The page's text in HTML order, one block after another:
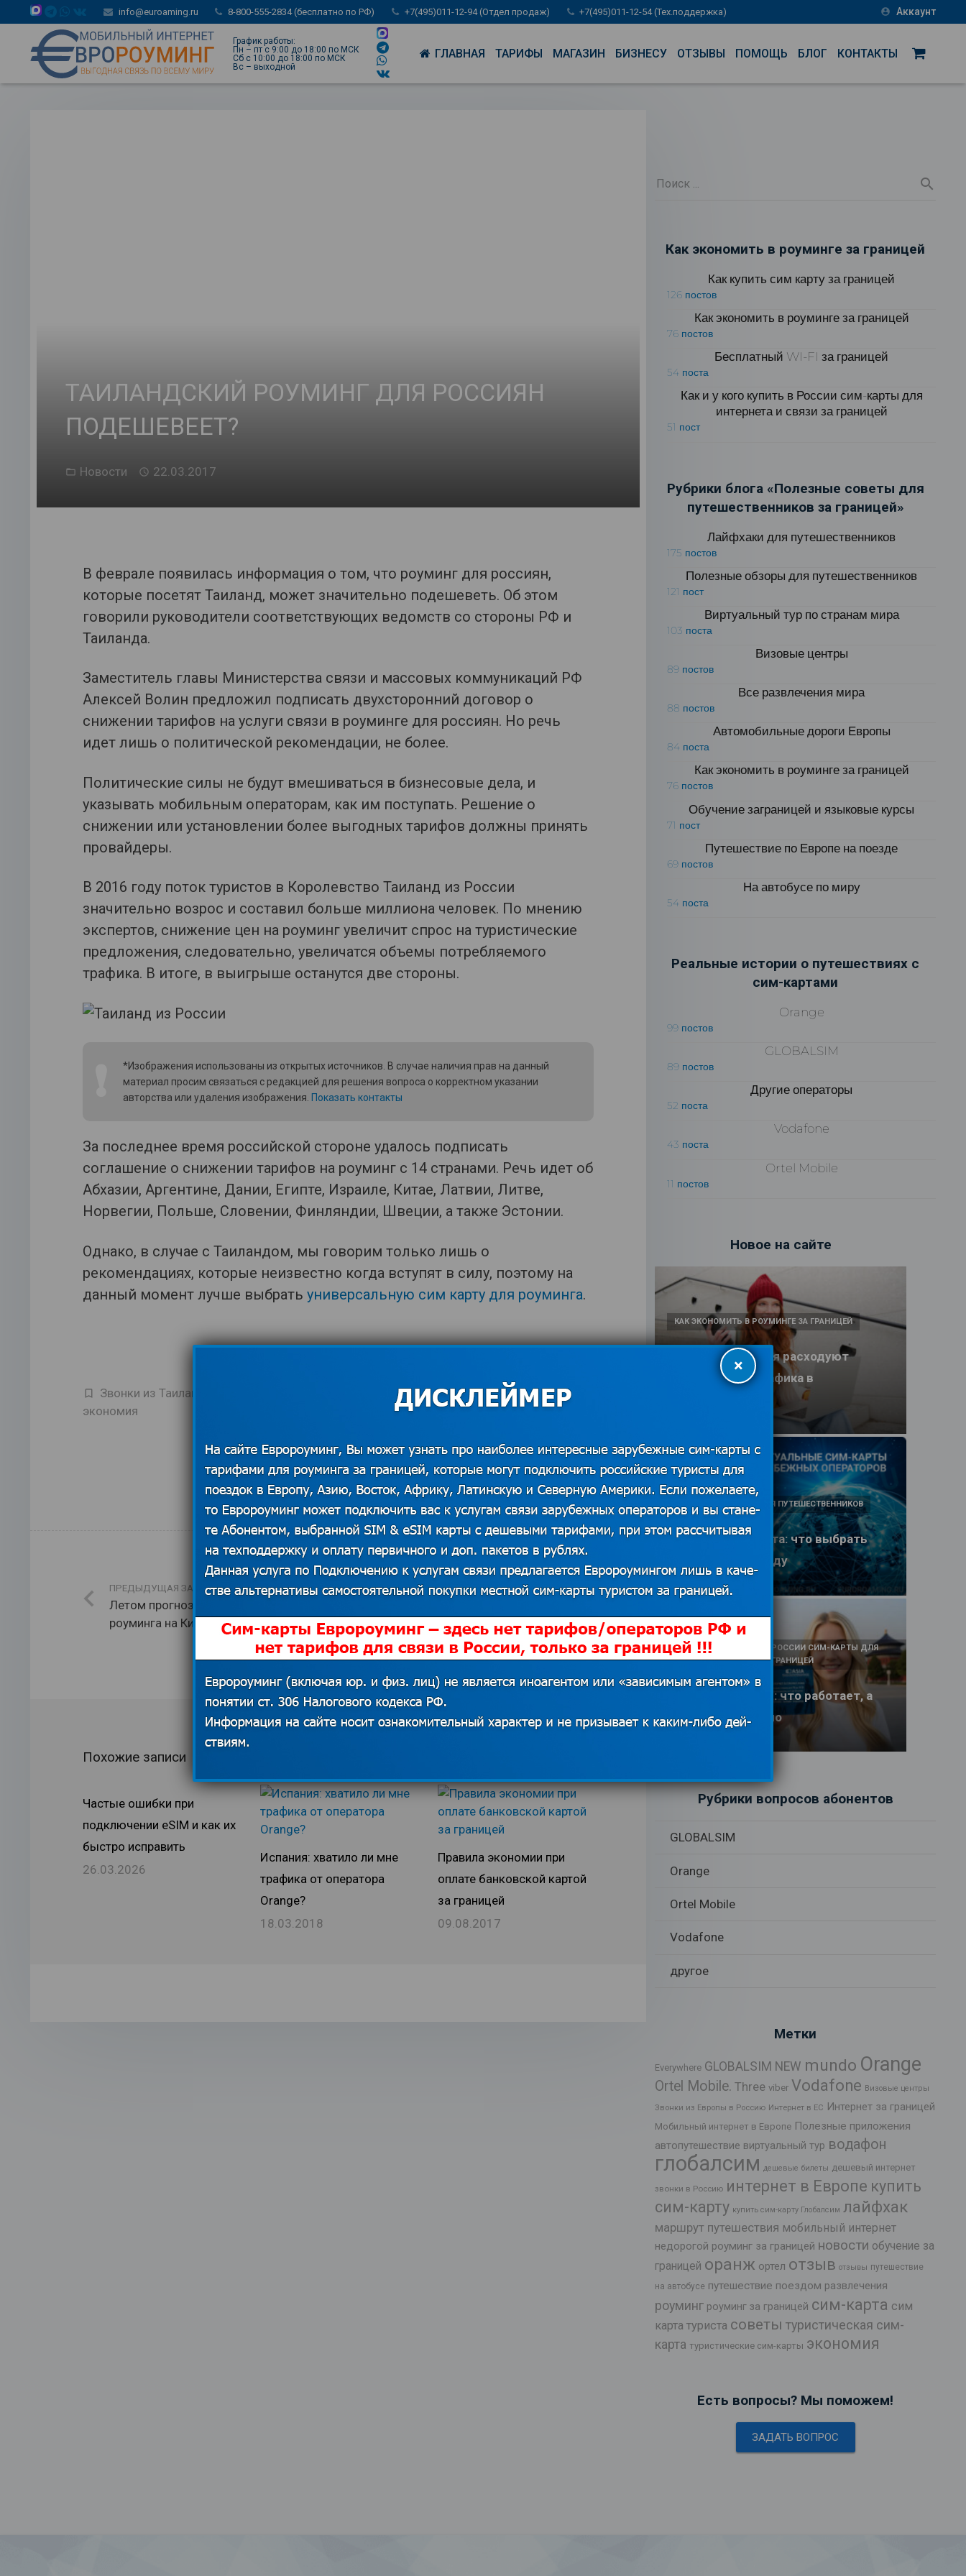
info@euroaming.ru 8-800-555-2834 (бесплатно по РФ) +7(495)011-12-94 (Отдел продаж) +7(495)011-12-54 (Тех.поддержка) account_circle Аккаунт
График работы:
Пн – пт с 9:00 до 18:00 по МСК
Сб с 10:00 до 18:00 по МСК
Вс – выходной
ГЛАВНАЯ ТАРИФЫ МАГАЗИН БИЗНЕСУ ОТЗЫВЫ ПОМОЩЬ БЛОГ КОНТАКТЫ
ТАИЛАНДСКИЙ РОУМИНГ ДЛЯ РОССИЯН
ПОДЕШЕВЕЕТ?
Новости 22.03.2017
В феврале появилась информация о том, что роуминг для россиян,
которые посетят Таиланд, может значительно подешеветь. Об этом
говорили руководители соответствующих ведомств со стороны РФ и
Таиланда.
Заместитель главы Министерства связи и массовых коммуникаций РФ
Алексей Волин предложил подписать двухсторонний договор о
снижении тарифов на услуги связи в роуминге для россиян. Но речь
идет лишь о политической рекомендации, не более.
Политические силы не будут вмешиваться в бизнесовые дела, и
указывать мобильным операторам, как им поступать. Решение о
снижении или установлении более выгодных тарифов должны принять
провайдеры.
В 2016 году поток туристов в Королевство Таиланд из России
значительно возрос и составил больше миллиона человек. По мнению
экспертов, снижение цен на роуминг увеличит спрос на туристические
предложения, следовательно, увеличатся объемы потребляемого
трафика. В итоге, в выигрыше останутся две стороны.
*Изображения использованы из открытых источников. В случае наличия прав на данный
материал просим связаться с редакцией для решения вопроса о корректном указании
авторства или удаления изображения. Показать контакты
За последнее время российской стороне удалось подписать
соглашение о снижении тарифов на роуминг с 14 странами. Речь идет об
Абхазии, Аргентине, Дании, Египте, Израиле, Китае, Латвии, Литве,
Норвегии, Польше, Словении, Финляндии, Швеции, а также Эстонии.
Однако, в случае с Таиландом, мы говорим только лишь о
рекомендациях, которые неизвестно когда вступят в силу, поэтому на
данный момент лучше выбрать универсальную сим карту для роуминга.
Звонки из Таиланда в Россию роуминг в Таиланд,турист,
экономия
ПРЕДЫДУЩАЯ ЗАПИСЬ
Летом прогнозируют подорожание
роуминга на Кипре
СЛЕДУЮЩАЯ ЗАПИСЬ
конкурентов тем, что поддержала
идею отмены внутрисетевого
роуминга по всей России
Похожие записи
Частые ошибки при
подключении eSIM и как их
быстро исправить
26.03.2026
Испания: хватило ли мне
трафика от оператора
Orange?
18.03.2018
Правила экономии при
оплате банковской картой
за границей
09.08.2017
Как экономить в роуминге за границей
Как купить сим карту за границей
126 постов
Как экономить в роуминге за границей
76 постов
Бесплатный WI-FI за границей
54 поста
Как и у кого купить в России сим-карты для
интернета и связи за границей
51 пост
Рубрики блога «Полезные советы для
путешественников за границей»
Лайфхаки для путешественников
175 постов
Полезные обзоры для путешественников
121 пост
Виртуальный тур по странам мира
103 поста
Визовые центры
89 постов
Все развлечения мира
88 постов
Автомобильные дороги Европы
84 поста
Как экономить в роуминге за границей
76 постов
Обучение заграницей и языковые курсы
71 пост
Путешествие по Европе на поезде
69 постов
На автобусе по миру
54 поста
Реальные истории о путешествиях с
сим-картами
Orange
99 постов
GLOBALSIM
89 постов
Другие операторы
52 поста
Vodafone
43 поста
Ortel Mobile
11 постов
Новое на сайте
Какие приложения расходуют
больше всего трафика в
КАК ЭКОНОМИТЬ В РОУМИНГЕ ЗА ГРАНИЦЕЙ
eSIM или SIM-карта: что выбрать
туристу в 2026 году
ПОЛЕЗНЫЕ ОБЗОРЫ ДЛЯ ПУТЕШЕСТВЕННИКОВ
25.06.2026
Интернет в Китае: что работает, а
что заблокировано
КАК И У КОГО КУПИТЬ В РОССИИ СИМ-КАРТЫ ДЛЯ
ИНТЕРНЕТА И СВЯЗИ ЗА ГРАНИЦЕЙ
Рубрики вопросов абонентов
GLOBALSIM
Orange
Ortel Mobile
Vodafone
другое
Метки
Everywhere GLOBALSIM NEW mundo Orange
Ortel Mobile. Three viber Vodafone Визовые центры
Звонки из Европы в Россию Интернет в ЕС Интернет за границей
Мобильный интернет в Европе Полезные приложения
автопутешествие виртуальный тур водафон
глобалсим дешевые билеты дешевый интернет
звонки в Россию интернет в Европе купить
сим-карту купить сим-карту Глобалсим лайфхак
маршрут путешествия мобильный интернет
недорогой роуминг за границей новости обучение за
границей оранж ортел отзыв отзывы путешествие
на автобусе путешествие поездом развлечения
роуминг роуминг за границей сим-карта сим
карта туриста советы туристическая сим-
карта туристические сим-карты экономия
Есть вопросы? Мы поможем!
ЗАДАТЬ ВОПРОС
×